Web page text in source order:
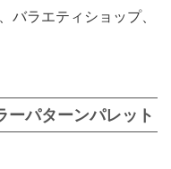
バラエティショップ、
ーパターンパレット